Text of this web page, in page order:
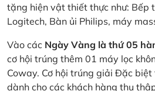
tặng hiện vật thiết thực như: Bếp
Logitech, Bàn ủi Philips, máy
Vào các Ngày Vàng là thứ 05
cơ hội trúng thêm 01 máy lọc
Coway. Cơ hội trúng giải Đặc
dành cho các khách hàng thu